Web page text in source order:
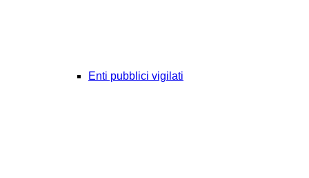
Enti pubblici vigilati